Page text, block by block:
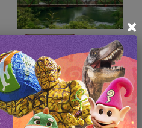
Saiba Mais
×